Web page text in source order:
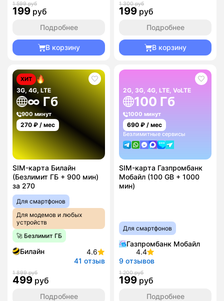
1 599 руб
199 руб
Подробнее
В корзину
1 300 руб
199 руб
Подробнее
В корзину
ХИТ
3G, 4G, LTE
∞ Гб
900 минут
270 ₽ / мес
SIM-карта Билайн
(Безлимит ГБ + 900 мин)
за 270
Для смартфонов
Для модемов и любых
устройств
🚀 Безлимит ГБ
Билайн
4.6
41 отзыв
1 899 руб
499 руб
Подробнее
2G, 3G, 4G, LTE, VoLTE
100 Гб
1000 минут
690 ₽ / мес
Безлимитные сервисы
SIM-карта Газпромбанк
Мобайл (100 GB + 1000
мин)
Для смартфонов
Газпромбанк Мобайл
4.4
9 отзывов
1 200 руб
199 руб
Подробнее